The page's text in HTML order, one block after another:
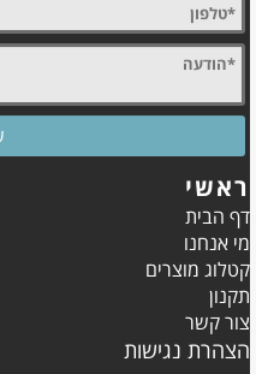
ראשי
דף הבית
מי אנחנו
קטלוג מוצרים
תקנון
צור קשר
הצהרת נגישות